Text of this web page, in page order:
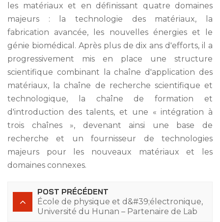
les matériaux et en définissant quatre domaines
majeurs : la technologie des matériaux, la
fabrication avancée, les nouvelles énergies et le
génie biomédical. Après plus de dix ans d'efforts, il a
progressivement mis en place une structure
scientifique combinant la chaîne d'application des
matériaux, la chaîne de recherche scientifique et
technologique, la chaîne de formation et
d'introduction des talents, et une « intégration à
trois chaînes », devenant ainsi une base de
recherche et un fournisseur de technologies
majeurs pour les nouveaux matériaux et les
domaines connexes.
POST PRÉCÉDENT
École de physique et d&#39;électronique,
Université du Hunan – Partenaire de Lab